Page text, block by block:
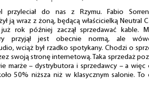
przyleciał do nas z Rzymu. Fabio
ją wraz z żoną, będącą właścicielką Neutral
rok później zaczął sprzedawać kable.
przyjął jest obecnie normą, ale
wciąż był rzadko spotykany. Chodzi o
swoją stronę internetową. Taka sprzedaż
marże – dystrybutora i sprzedawcy – a więc
50% niższa niż w klasycznym salonie. To